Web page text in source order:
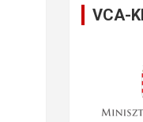
VCA-